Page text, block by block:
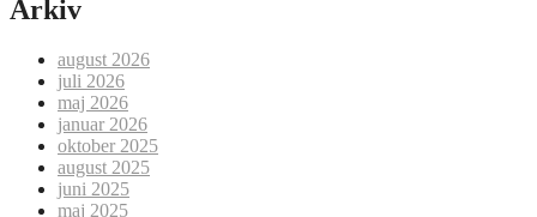
Arkiv
august 2026
juli 2026
maj 2026
januar 2026
oktober 2025
august 2025
juni 2025
maj 2025